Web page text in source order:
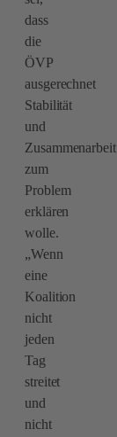
dass
die
ÖVP
ausgerechnet
Stabilität
und
Zusammenarbeit
zum
Problem
erklären
wolle.
„Wenn
eine
Koalition
nicht
jeden
Tag
streitet
und
nicht